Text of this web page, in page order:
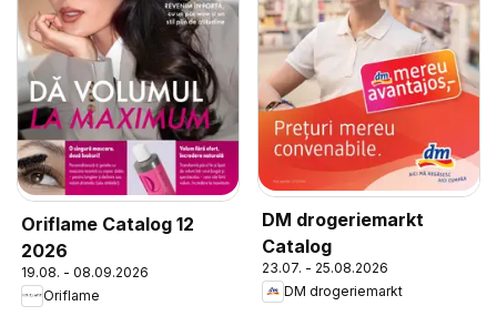
Oriflame Catalog 12
2026
19.08. - 08.09.2026
Oriflame
DM drogeriemarkt
Catalog
23.07. - 25.08.2026
DM drogeriemarkt